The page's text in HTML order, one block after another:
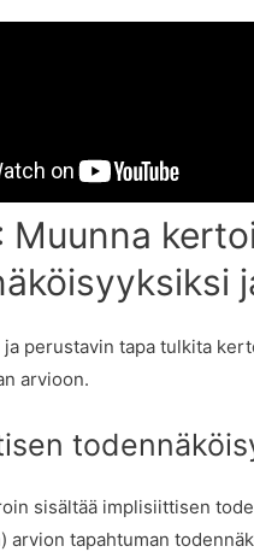
Muunna
ja perustavin tapa tulkita
arvioon.
sisältää implisiittisen
arvion tapahtuman